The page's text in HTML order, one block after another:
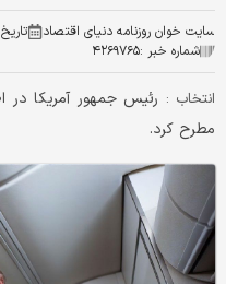
سایت خوان روزنامه دنیای اقتصاد
شماره خبر :۴۲۶۹۷۶۵
انتخاب : رئیس جمهور آمریکا در
مطرح کرد.